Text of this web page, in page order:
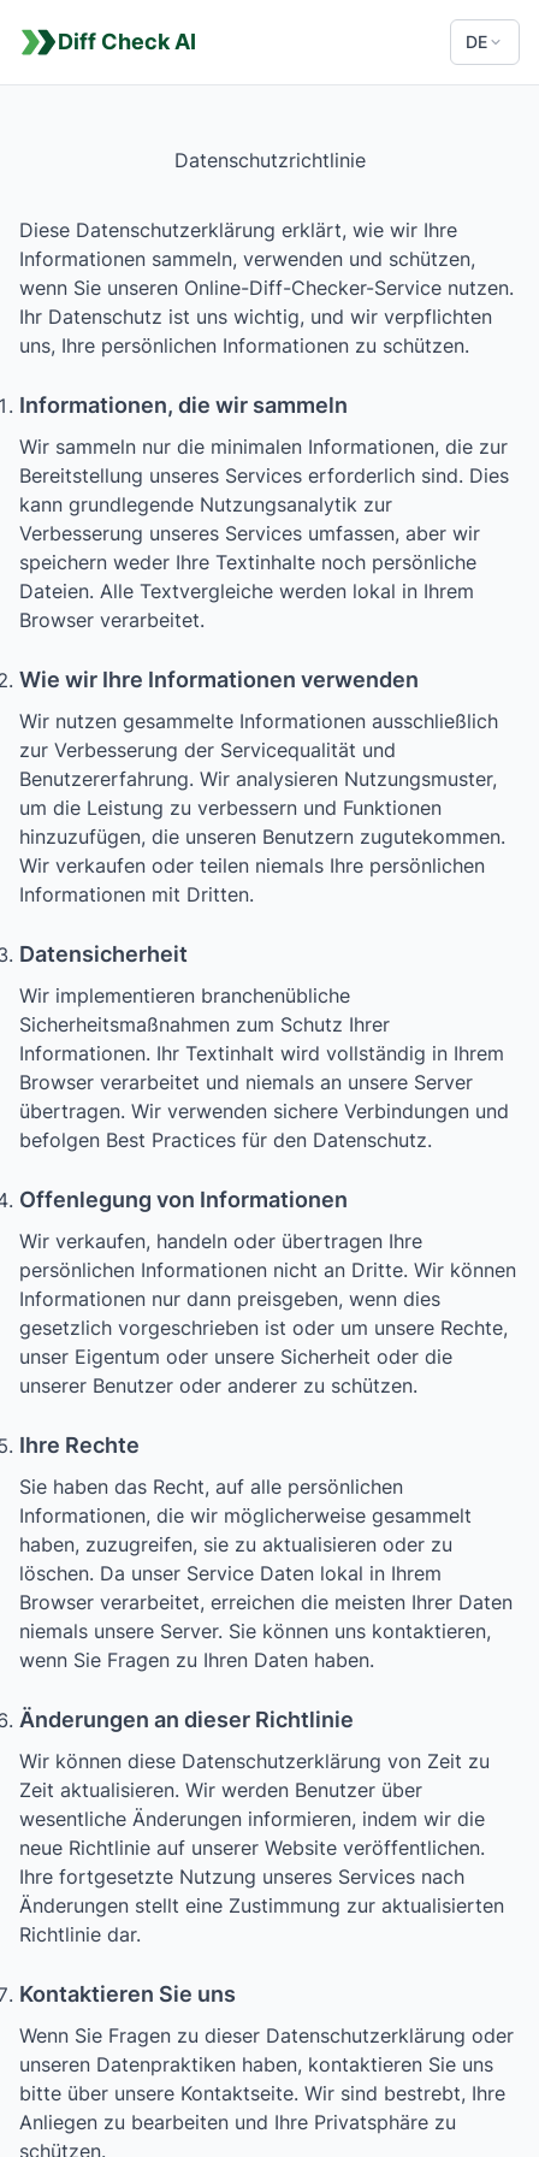
Diff Check AI DE
Datenschutzrichtlinie
Diese Datenschutzerklärung erklärt, wie wir Ihre
Informationen sammeln, verwenden und schützen,
wenn Sie unseren Online-Diff-Checker-Service nutzen.
Ihr Datenschutz ist uns wichtig, und wir verpflichten
uns, Ihre persönlichen Informationen zu schützen.
Informationen, die wir sammeln
Wir sammeln nur die minimalen Informationen, die zur
Bereitstellung unseres Services erforderlich sind. Dies
kann grundlegende Nutzungsanalytik zur
Verbesserung unseres Services umfassen, aber wir
speichern weder Ihre Textinhalte noch persönliche
Dateien. Alle Textvergleiche werden lokal in Ihrem
Browser verarbeitet.
Wie wir Ihre Informationen verwenden
Wir nutzen gesammelte Informationen ausschließlich
zur Verbesserung der Servicequalität und
Benutzererfahrung. Wir analysieren Nutzungsmuster,
um die Leistung zu verbessern und Funktionen
hinzuzufügen, die unseren Benutzern zugutekommen.
Wir verkaufen oder teilen niemals Ihre persönlichen
Informationen mit Dritten.
Datensicherheit
Wir implementieren branchenübliche
Sicherheitsmaßnahmen zum Schutz Ihrer
Informationen. Ihr Textinhalt wird vollständig in Ihrem
Browser verarbeitet und niemals an unsere Server
übertragen. Wir verwenden sichere Verbindungen und
befolgen Best Practices für den Datenschutz.
Offenlegung von Informationen
Wir verkaufen, handeln oder übertragen Ihre
persönlichen Informationen nicht an Dritte. Wir können
Informationen nur dann preisgeben, wenn dies
gesetzlich vorgeschrieben ist oder um unsere Rechte,
unser Eigentum oder unsere Sicherheit oder die
unserer Benutzer oder anderer zu schützen.
Ihre Rechte
Sie haben das Recht, auf alle persönlichen
Informationen, die wir möglicherweise gesammelt
haben, zuzugreifen, sie zu aktualisieren oder zu
löschen. Da unser Service Daten lokal in Ihrem
Browser verarbeitet, erreichen die meisten Ihrer Daten
niemals unsere Server. Sie können uns kontaktieren,
wenn Sie Fragen zu Ihren Daten haben.
Änderungen an dieser Richtlinie
Wir können diese Datenschutzerklärung von Zeit zu
Zeit aktualisieren. Wir werden Benutzer über
wesentliche Änderungen informieren, indem wir die
neue Richtlinie auf unserer Website veröffentlichen.
Ihre fortgesetzte Nutzung unseres Services nach
Änderungen stellt eine Zustimmung zur aktualisierten
Richtlinie dar.
Kontaktieren Sie uns
Wenn Sie Fragen zu dieser Datenschutzerklärung oder
unseren Datenpraktiken haben, kontaktieren Sie uns
bitte über unsere Kontaktseite. Wir sind bestrebt, Ihre
Anliegen zu bearbeiten und Ihre Privatsphäre zu
schützen.